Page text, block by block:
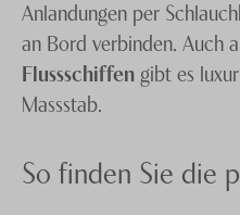
Anlandungen per
an Bord verbinden. Auch
Flussschiffen gibt es
Massstab.
So finden Sie die